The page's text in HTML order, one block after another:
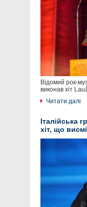
Відомий рок-
виконав хіт
Читати далі
Італійська
хіт, що